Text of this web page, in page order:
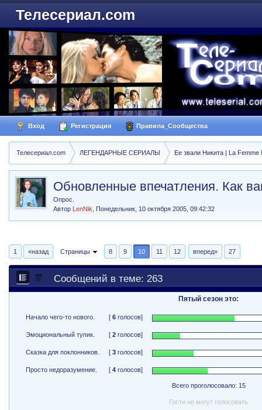
Телесериал.com
Вход Регистрация Правила_Сообщества
Телесериал.com ЛЕГЕНДАРНЫЕ СЕРИАЛЫ Ее звали Никита | La Femme
Обновленные впечатления. Как
Опрос.
Автор LenNik ,Понедельник, 10 октября 2005, 09:42:32
1 «назад Страницы 8 9 10 11 12 вперед» 27
Сообщений в теме: 263
Пятый сезон это:
Начало чего-то нового. [6 голосов]
Эмоциональный тупик. [2 голосов]
Сказка для поклонников. [3 голосов]
Просто недоразумение. [4 голосов]
Всего проголосовало: 15
Гости не могут голосовать